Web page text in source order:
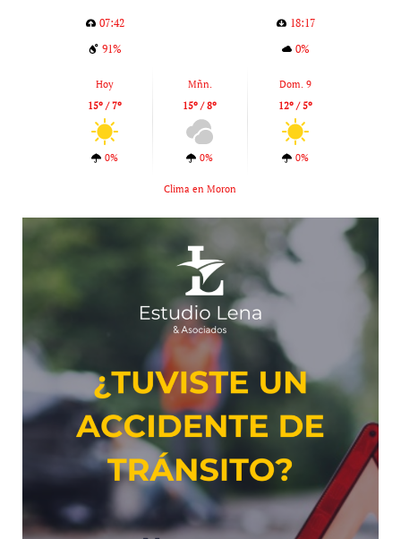
07:42
18:17
91%
0%
Hoy
15º / 7º
0%
Mñn.
15º / 8º
0%
Dom. 9
12º / 5º
0%
Clima en Moron